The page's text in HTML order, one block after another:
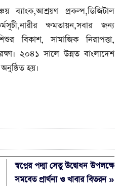
প্রকল্প,ডিজিটাল
ক্ষমতায়ন,সবার জন্য
বিকাশ, সামাজিক নিরাপত্তা,
২০৪১ সালে উন্নত বাংলাদেশ
হয়।
স্বপ্নের পদ্মা সেতু উদ্বোধন উপলক্ষে
সমবেত প্রার্থনা ও খাবার বিতরন »